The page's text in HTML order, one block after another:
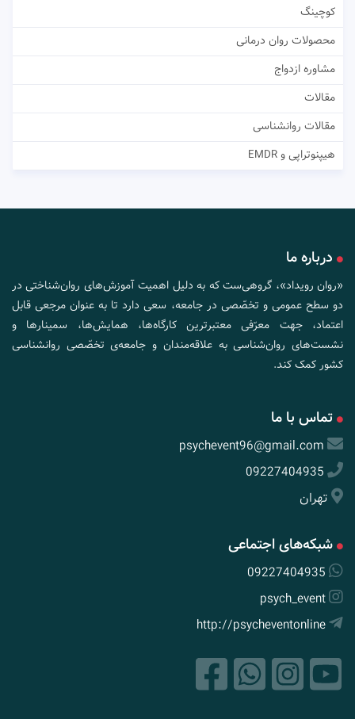
کوچینگ
محصولات روان درمانی
مشاوره ازدواج
مقالات
مقالات روانشناسی
هیپنوتراپی و EMDR
درباره ما
«روان رویداد»، گروهی‌ست که به دلیل اهمیت آموزش‌های روان‌شناختی در
دو سطح عمومی و تخصّصی در جامعه، سعی دارد تا به عنوان مرجعی قابل
اعتماد، جهت معرّفی معتبرترین کارگاه‌ها، همایش‌ها، سمینارها و
نشست‌های روان‌شناسی به علاقه‌مندان و جامعه‌ی تخصّصی روانشناسی
کشور کمک کند.
تماس با ما
psychevent96@gmail.com
09227404935
تهران
شبکه‌های اجتماعی
09227404935
psych_event
http://psycheventonline